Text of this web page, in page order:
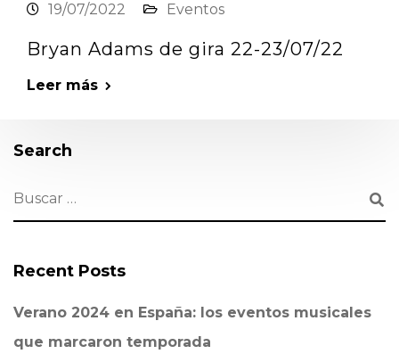
19/07/2022 Eventos
Bryan Adams de gira 22-23/07/22
Leer más
Search
Recent Posts
Verano 2024 en España: los eventos musicales
que marcaron temporada